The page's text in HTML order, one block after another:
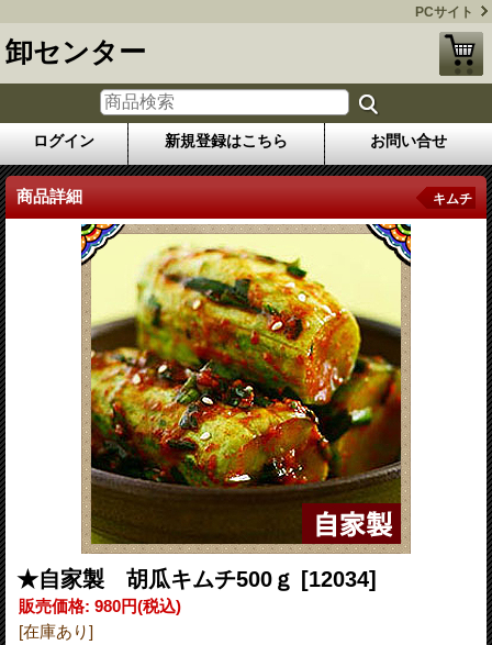
PCサイト
卸センター
ログイン 新規登録はこちら お問い合せ
商品詳細 キムチ
★自家製 胡瓜キムチ500ｇ [12034]
販売価格: 980円(税込)
[在庫あり]